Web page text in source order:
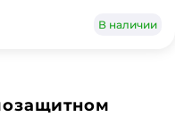
В наличии